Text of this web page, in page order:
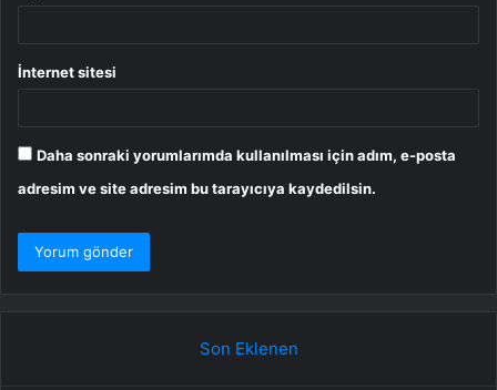
İnternet sitesi
Daha sonraki yorumlarımda kullanılması için adım, e-posta
adresim ve site adresim bu tarayıcıya kaydedilsin.
Son Eklenen